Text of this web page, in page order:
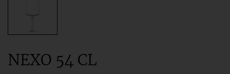
NEXO 54 CL